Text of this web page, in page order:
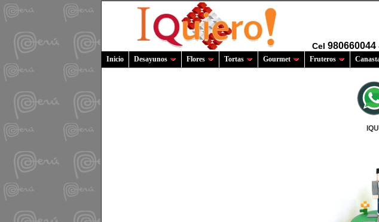
Cel 980660044
Inicio Desayunos Flores Tortas Gourmet Fruteros